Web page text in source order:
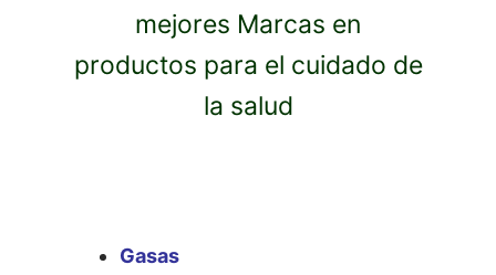
mejores Marcas en
productos para el cuidado de
la salud
Gasas